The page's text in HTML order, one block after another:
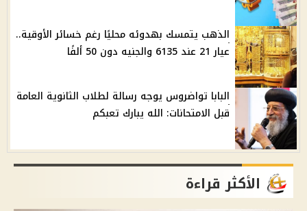
الذهب يتمسك بهدوئه محليًا رغم خسائر الأوقية..
عيار 21 عند 6135 والجنيه دون 50 ألفًا
البابا تواضروس يوجه رسالة لطلاب الثانوية العامة
قبل الامتحانات: الله يبارك تعبكم
الأكثر قراءة